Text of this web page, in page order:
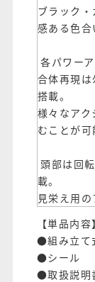
ブラック
感ある色合
各パワー
合体再現
搭載。
様々なア
むことが可
頭部は回
載。
見栄え用の
【単品内容】
●組み立て
●シール
●取扱説明